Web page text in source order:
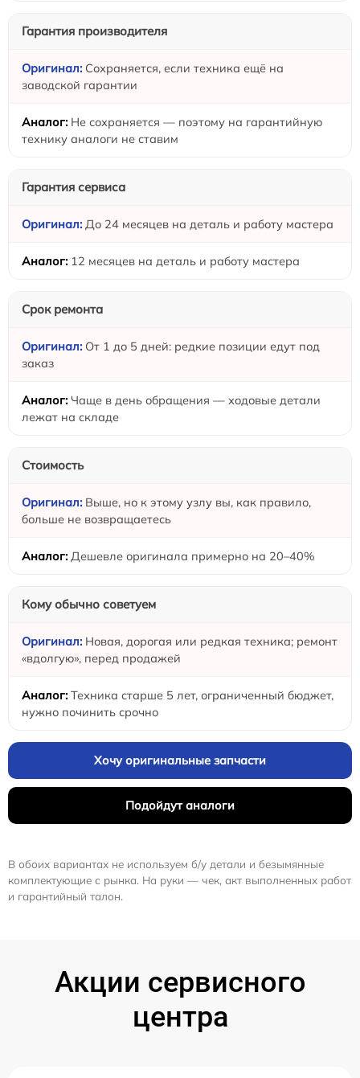
Гарантия производителя
Сохраняется, если техника ещё на
заводской гарантии
Не сохраняется — поэтому на гарантийную
технику аналоги не ставим
Гарантия сервиса
До 24 месяцев на деталь и работу мастера
12 месяцев на деталь и работу мастера
Срок ремонта
От 1 до 5 дней: редкие позиции едут под
заказ
Чаще в день обращения — ходовые детали
лежат на складе
Стоимость
Выше, но к этому узлу вы, как правило,
больше не возвращаетесь
Дешевле оригинала примерно на 20–40%
Кому обычно советуем
Новая, дорогая или редкая техника; ремонт
«вдолгую», перед продажей
Техника старше 5 лет, ограниченный бюджет,
нужно починить срочно
Хочу оригинальные запчасти
Подойдут аналоги
В обоих вариантах не используем б/у детали и безымянные
комплектующие с рынка. На руки — чек, акт выполненных работ
и гарантийный талон.
Акции сервисного
центра